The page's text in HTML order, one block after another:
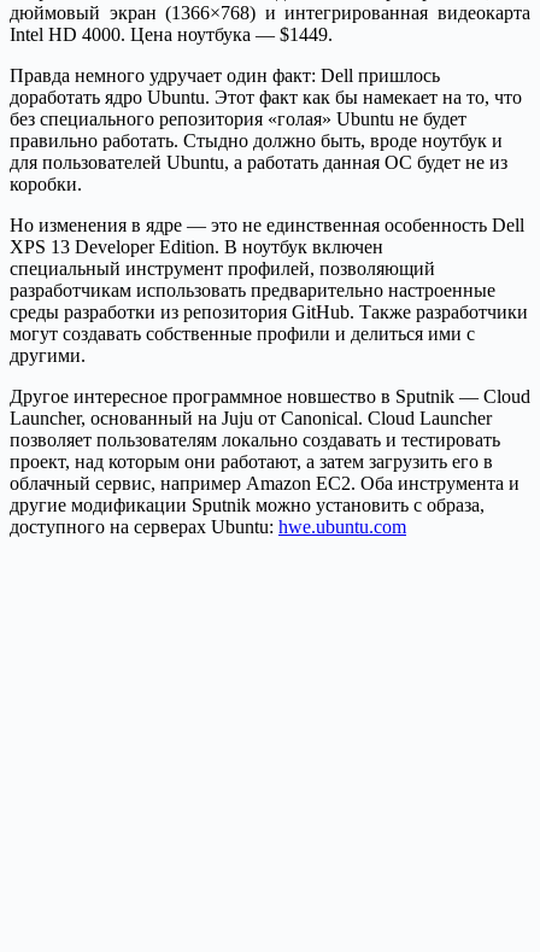
дюймовый экран (1366×768) и интегрированная видеокарта
Intel HD 4000. Цена ноутбука — $1449.
Правда немного удручает один факт: Dell пришлось
доработать ядро Ubuntu. Этот факт как бы намекает на то, что
без специального репозитория «голая» Ubuntu не будет
правильно работать. Стыдно должно быть, вроде ноутбук и
для пользователей Ubuntu, а работать данная ОС будет не из
коробки.
Но изменения в ядре — это не единственная особенность Dell
XPS 13 Developer Edition. В ноутбук включен
специальный инструмент профилей, позволяющий
разработчикам использовать предварительно настроенные
среды разработки из репозитория GitHub. Также разработчики
могут создавать собственные профили и делиться ими с
другими.
Другое интересное программное новшество в Sputnik — Cloud
Launcher, основанный на Juju от Canonical. Cloud Launcher
позволяет пользователям локально создавать и тестировать
проект, над которым они работают, а затем загрузить его в
облачный сервис, например Amazon EC2. Оба инструмента и
другие модификации Sputnik можно установить с образа,
доступного на серверах Ubuntu: hwe.ubuntu.com